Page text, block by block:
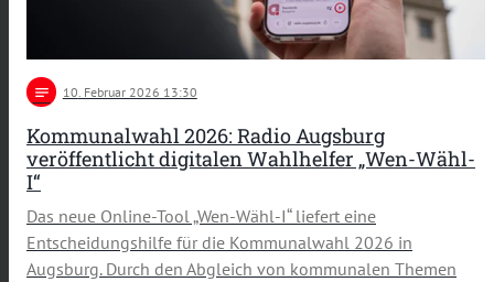
notes 10 . Februar 2026 13:30
Kommunalwahl 2026: Radio Augsburg
veröffentlicht digitalen Wahlhelfer „Wen-Wähl-
I“
Das neue Online-Tool „Wen-Wähl-I“ liefert eine
Entscheidungshilfe für die Kommunalwahl 2026 in
Augsburg. Durch den Abgleich von kommunalen Themen